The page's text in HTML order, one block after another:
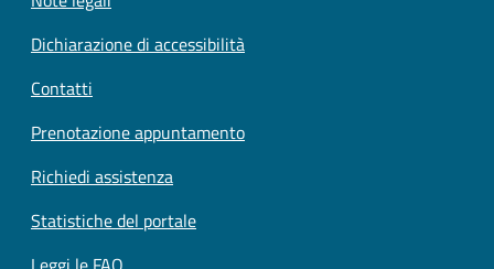
Dichiarazione di accessibilità
Contatti
Prenotazione appuntamento
Richiedi assistenza
Statistiche del portale